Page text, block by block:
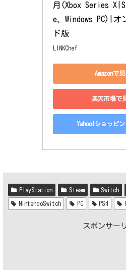
月(Xbox Series X|S
e、Windows PC)|オ
ド版
LINKChef
Amazonで
楽天市場で
Yahoo!ショッピ
PlayStation Steam Switch
NintendoSwitch PC PS4
スポンサー